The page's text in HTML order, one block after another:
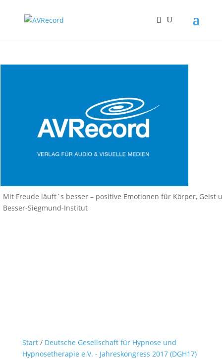
Mit Freude läuft´s besser – positive Emotionen für Körper, Geist
Besser-Siegmund-Institut
Start/ Deutsche Gesellschaft für Hypnose und
Hypnosetherapie e.V. - Jahreskongress 2017 (DGH17)